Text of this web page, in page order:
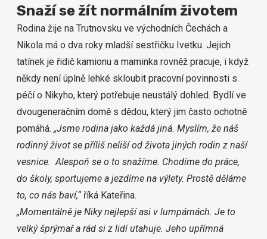
Snaží se žít normálním životem
Rodina žije na Trutnovsku ve východních Čechách a
Nikola má o dva roky mladší sestřičku Ivetku. Jejich
tatínek je řidič kamionu a maminka rovněž pracuje, i když
někdy není úplně lehké skloubit pracovní povinnosti s
péčí o Nikyho, který potřebuje neustálý dohled. Bydlí ve
dvougeneračním domě s dědou, který jim často ochotně
pomáhá. „Jsme rodina jako každá jiná. Myslím, že náš
rodinný život se příliš neliší od života jiných rodin z naší
vesnice. Alespoň se o to snažíme. Chodíme do práce,
do školy, sportujeme a jezdíme na výlety. Prostě děláme
to, co nás baví,“říká Kateřina.
„Momentálně je Niky nejlepší asi v lumpárnách. Je to
velký šprýmař a rád si z lidí utahuje. Jeho upřímná